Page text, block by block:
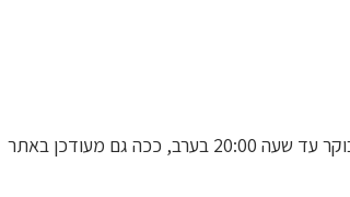
המוזיאון פתוח 7 ימים בשבוע משעה 9 בבוקר עד שעה 20:00 בערב, ככה גם מעודכן באתר